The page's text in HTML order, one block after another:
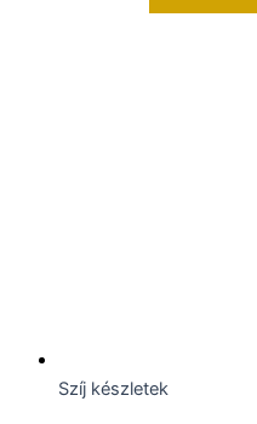
Szíj készletek